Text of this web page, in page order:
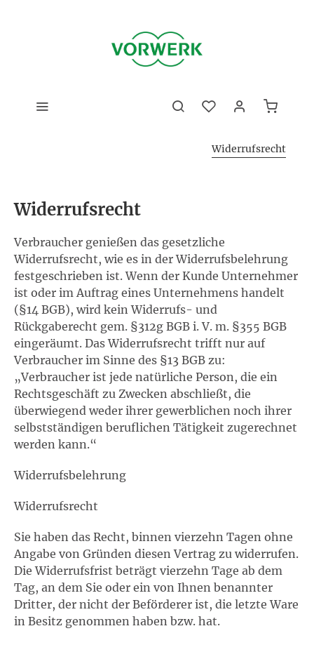
Widerrufsrecht
Widerrufsrecht
Verbraucher genießen das gesetzliche
Widerrufsrecht, wie es in der Widerrufsbelehrung
festgeschrieben ist. Wenn der Kunde Unternehmer
ist oder im Auftrag eines Unternehmens handelt
(§14 BGB), wird kein Widerrufs- und
Rückgaberecht gem. §312g BGB i. V. m. §355 BGB
eingeräumt. Das Widerrufsrecht trifft nur auf
Verbraucher im Sinne des §13 BGB zu:
„Verbraucher ist jede natürliche Person, die ein
Rechtsgeschäft zu Zwecken abschließt, die
überwiegend weder ihrer gewerblichen noch ihrer
selbstständigen beruflichen Tätigkeit zugerechnet
werden kann.“
Widerrufsbelehrung
Widerrufsrecht
Sie haben das Recht, binnen vierzehn Tagen ohne
Angabe von Gründen diesen Vertrag zu widerrufen.
Die Widerrufsfrist beträgt vierzehn Tage ab dem
Tag, an dem Sie oder ein von Ihnen benannter
Dritter, der nicht der Beförderer ist, die letzte Ware
in Besitz genommen haben bzw. hat.